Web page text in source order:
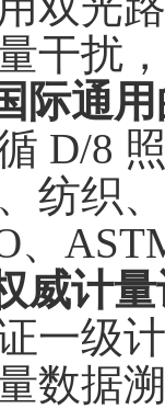
干扰
际通
D/8
纺织
、
威计
一级
数据